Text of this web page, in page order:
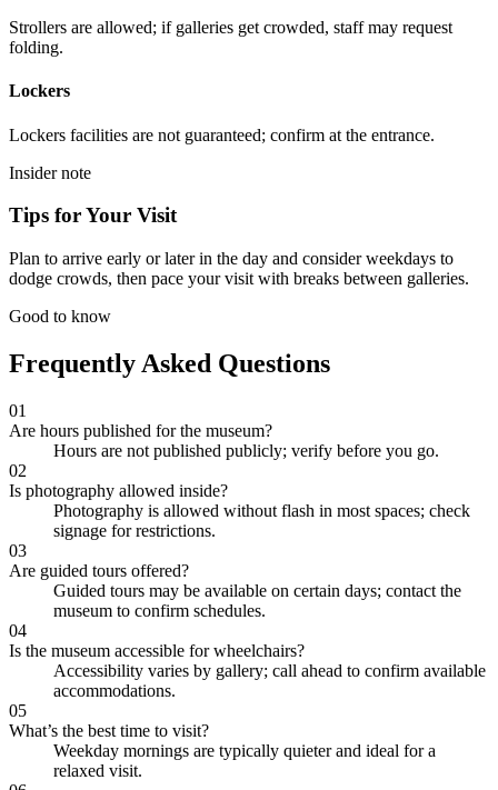
Strollers are allowed; if galleries get crowded, staff may request
folding.
Lockers
Lockers facilities are not guaranteed; confirm at the entrance.
Insider note
Tips for Your Visit
Plan to arrive early or later in the day and consider weekdays to
dodge crowds, then pace your visit with breaks between galleries.
Good to know
Frequently Asked Questions
01
Are hours published for the museum?
Hours are not published publicly; verify before you go.
02
Is photography allowed inside?
Photography is allowed without flash in most spaces; check
signage for restrictions.
03
Are guided tours offered?
Guided tours may be available on certain days; contact the
museum to confirm schedules.
04
Is the museum accessible for wheelchairs?
Accessibility varies by gallery; call ahead to confirm available
accommodations.
05
What’s the best time to visit?
Weekday mornings are typically quieter and ideal for a
relaxed visit.